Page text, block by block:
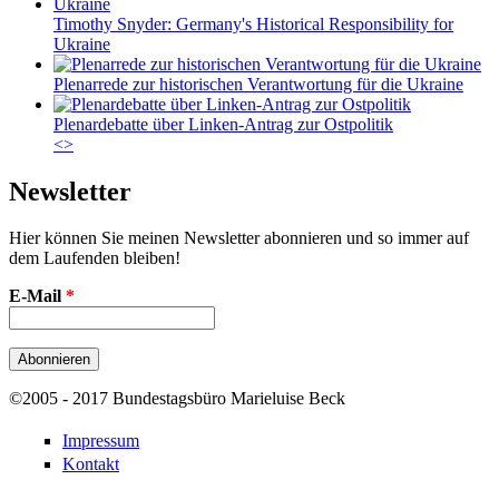
Timothy Snyder: Germany's Historical Responsibility for
Ukraine
Plenarrede zur historischen Verantwortung für die Ukraine
Plenardebatte über Linken-Antrag zur Ostpolitik
<>
Newsletter
Hier können Sie meinen Newsletter abonnieren und so immer auf
dem Laufenden bleiben!
E-Mail *
©2005 - 2017 Bundestagsbüro Marieluise Beck
Impressum
Kontakt